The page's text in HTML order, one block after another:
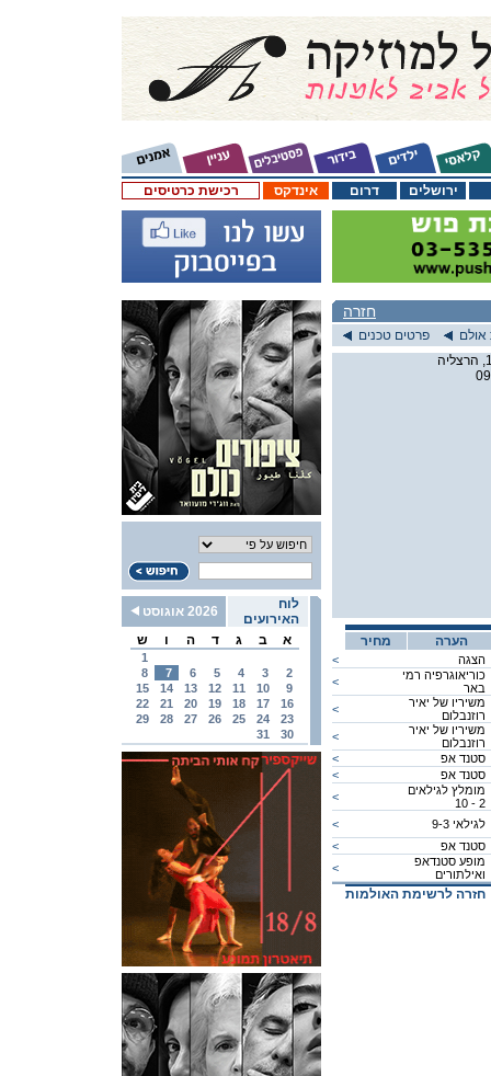
רכישת כרטיסים אינדקס דרום ירושלים
לוח
האירועים
2026 אוגוסט
א
ב ג ד ה ו ש
1
2
3
4
5
6
7
8
9
10
11
12
13
14
15
16
17
18
19
20
21
22
23
24
25
26
27
28
29
30
31
חזרה
פרטים טכנים
מחיר הערה
<
הצגה
<
כוריאוגרפיה רמי
באר
<
משיריו של יאיר
רוזנבלום
<
משיריו של יאיר
רוזנבלום
<
סטנד אפ
<
סטנד אפ
<
מומלץ לגילאים
2 - 10
<
לגילאי 9-3
<
סטנד אפ
<
מופע סטנדאפ
ואילתורים
חזרה לרשימת האולמות